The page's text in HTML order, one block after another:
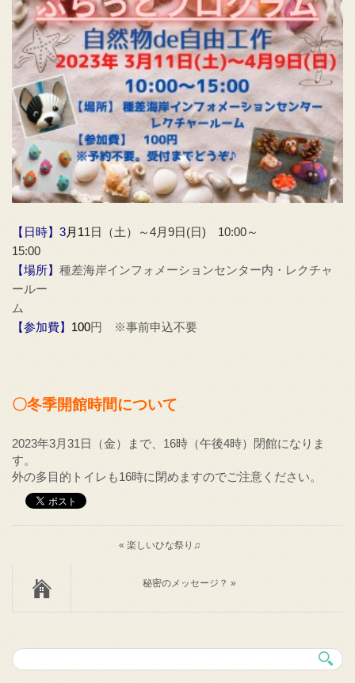
【日時】3月11日（土）～4月9日(日) 10:00～
15:00
【場所】 種差海岸インフォメーションセンター内・レクチャ
ールー
【参加費】 100円 ※事前申込不要
〇冬季開館時間について
2023年3月31日（金）まで、16時（午後4時）閉館になりま
す。
外の多目的トイレも16時に閉めますのでご注意ください。
« 楽しいひな祭り♫
秘密のメッセージ？ »